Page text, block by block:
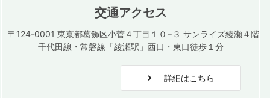
交通アクセス
〒124-0001 東京都葛飾区小菅４丁目１０−３ サンライズ綾瀬４階
千代田線・常磐線「綾瀬駅」西口・東口徒歩１分
詳細はこちら